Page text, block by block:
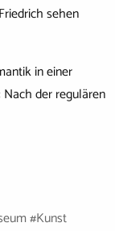
sehen
in einer
der regulären
#Kunst